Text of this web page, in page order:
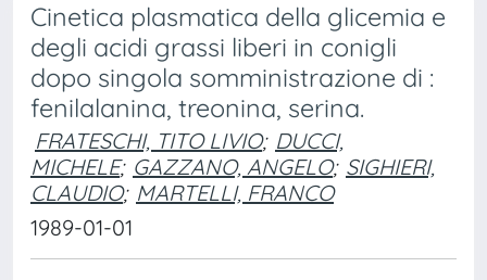
Cinetica plasmatica della glicemia e
degli acidi grassi liberi in conigli
dopo singola somministrazione di :
fenilalanina, treonina, serina.
FRATESCHI, TITO LIVIO; DUCCI,
MICHELE; GAZZANO, ANGELO; SIGHIERI,
CLAUDIO; MARTELLI, FRANCO
1989-01-01